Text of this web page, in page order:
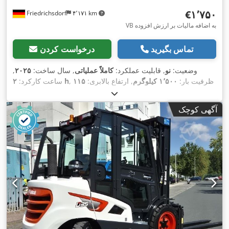
Friedrichsdorf ۴٬۱۷۱ km ‎€۱٬۷۵۰
VB به اضافه مالیات بر ارزش افزوده
درخواست کردن تماس بگیرید
وضعیت: نو, قابلیت عملکرد:کاملاً عملیاتی, سال ساخت: ۲۰۲۵,
ساعت کارکرد: ۲ h , ظرفیت بار: ۱٬۵۰۰ کیلوگرم , ارتفاع بالابری: ۱۱۵
, ارتفاع سازه:
شاخک‌ها:۱٬۱۵۰ میلی‌متر , وزن خالی:۱۲۳ کیلوگرم , طول کل:۱٬۵۳۰
میلی‌متر, نوع سیستم انتقال قدرت:Elektro , عرض ساخت: ۵۴۰
میلی‌متر,
آگهی کوچک